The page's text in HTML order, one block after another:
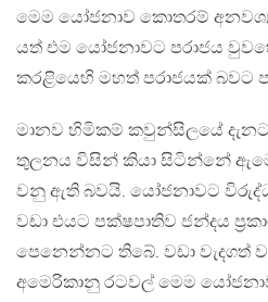
මෙම යෝජනාව කොතරම්
යත් එම යෝජනාවට පරාජය
කරළියෙහි මහත් පරාජයක් බවට
මානව හිමිකම් කවුන්සිලයේ
තුලනය විසින් කියා සිටින්නේ
වනු ඇති බවයි. යෝජනාවට
වඩා එයට පක්ෂපාතිව ජන්දය
පෙනෙන්නට තිබේ. වඩා වැදගත්
අමෙරිකානු රටවල් මෙම